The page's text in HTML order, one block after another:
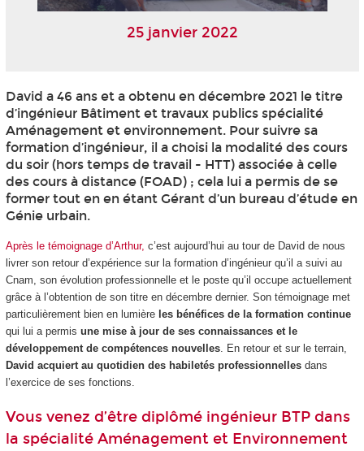
25 janvier 2022
David a 46 ans et a obtenu en décembre 2021 le titre
d’ingénieur Bâtiment et travaux publics spécialité
Aménagement et environnement. Pour suivre sa
formation d’ingénieur, il a choisi la modalité des cours
du soir (hors temps de travail - HTT) associée à celle
des cours à distance (FOAD) ; cela lui a permis de se
former tout en en étant Gérant d’un bureau d’étude en
Génie urbain.
Après le témoignage d’Arthur, c’est aujourd’hui au tour de David de nous
livrer son retour d’expérience sur la formation d’ingénieur qu’il a suivi au
Cnam, son évolution professionnelle et le poste qu’il occupe actuellement
grâce à l’obtention de son titre en décembre dernier. Son témoignage met
particulièrement bien en lumière les bénéfices de la formation continue
qui lui a permis une mise à jour de ses connaissances et le
développement de compétences nouvelles. En retour et sur le terrain,
David acquiert au quotidien des habiletés professionnellesdans
l’exercice de ses fonctions.
Vous venez d’être diplômé ingénieur BTP dans
la spécialité Aménagement et Environnement